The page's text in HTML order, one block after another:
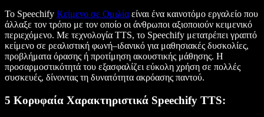
Το Speechify Κείμενο σε Ομιλία είναι ένα καινοτόμο εργαλείο που
άλλαξε τον τρόπο με τον οποίο οι άνθρωποι αξιοποιούν κειμενικό
περιεχόμενο. Με τεχνολογία TTS, το Speechify μετατρέπει γραπτό
κείμενο σε ρεαλιστική φωνή–ιδανικό για μαθησιακές δυσκολίες,
προβλήματα όρασης ή προτίμηση ακουστικής μάθησης. Η
προσαρμοστικότητά του εξασφαλίζει εύκολη χρήση σε πολλές
συσκευές, δίνοντας τη δυνατότητα ακρόασης παντού.
5 Κορυφαία Χαρακτηριστικά Speechify TTS: